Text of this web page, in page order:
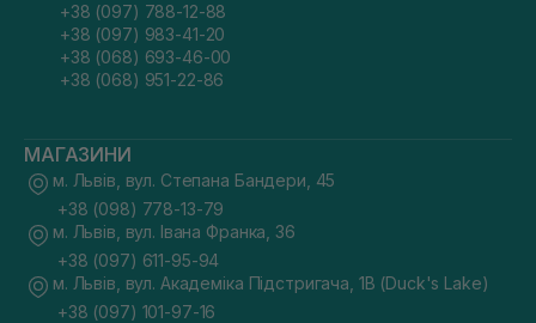
+38 (097) 788-12-88
+38 (097) 983-41-20
+38 (068) 693-46-00
+38 (068) 951-22-86
МАГАЗИНИ
м. Львів, вул. Степана Бандери, 45
+38 (098) 778-13-79
м. Львів, вул. Івана Франка, 36
+38 (097) 611-95-94
м. Львів, вул. Академіка Підстригача, 1В (Duck's Lake)
+38 (097) 101-97-16